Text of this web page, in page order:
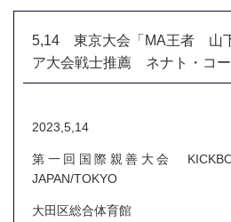
5,14 東京大会「MA王者 山
ア大会戦士推薦 ネナト・コー
2023,5,14
第一回国際親善大会
JAPAN/TOKYO
大田区総合体育館